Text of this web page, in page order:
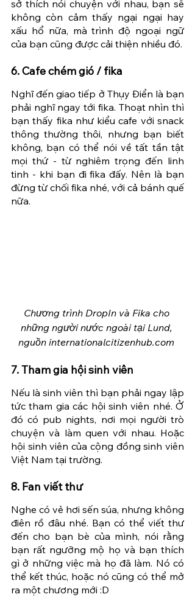
sở thích nói chuyện với nhau, bạn sẽ
không còn cảm thấy ngại ngại hay
xấu hổ nữa, mà trình độ ngoại ngữ
của bạn cũng được cải thiện nhiều đó.
6. Cafe chém gió / fika
Nghĩ đến giao tiếp ở Thụy Điển là bạn
phải nghĩ ngay tới fika. Thoạt nhìn thì
bạn thấy fika như kiểu cafe với snack
thông thường thôi, nhưng bạn biết
không, bạn có thể nói về tất tần tật
mọi thứ - từ nghiêm trọng đến linh
tinh - khi bạn đi fika đấy. Nên là bạn
đừng từ chối fika nhé, với cả bánh quế
nữa.
Chương trình DropIn và Fika cho
những người nước ngoài tại Lund,
nguồn internationalcitizenhub.com
7. Tham gia hội sinh viên
Nếu là sinh viên thì bạn phải ngay lập
tức tham gia các hội sinh viên nhé. Ở
đó có pub nights, nơi mọi người trò
chuyện và làm quen với nhau. Hoặc
hội sinh viên của cộng đồng sinh viên
Việt Nam tại trường.
8. Fan viết thư
Nghe có vẻ hơi sến súa, nhưng không
điên rồ đâu nhé. Bạn có thể viết thư
đến cho bạn bè của mình, nói rằng
bạn rất ngưỡng mộ họ và bạn thích
gì ở những việc mà họ đã làm. Nó có
thể kết thúc, hoặc nó cũng có thể mở
ra một chương mới :D